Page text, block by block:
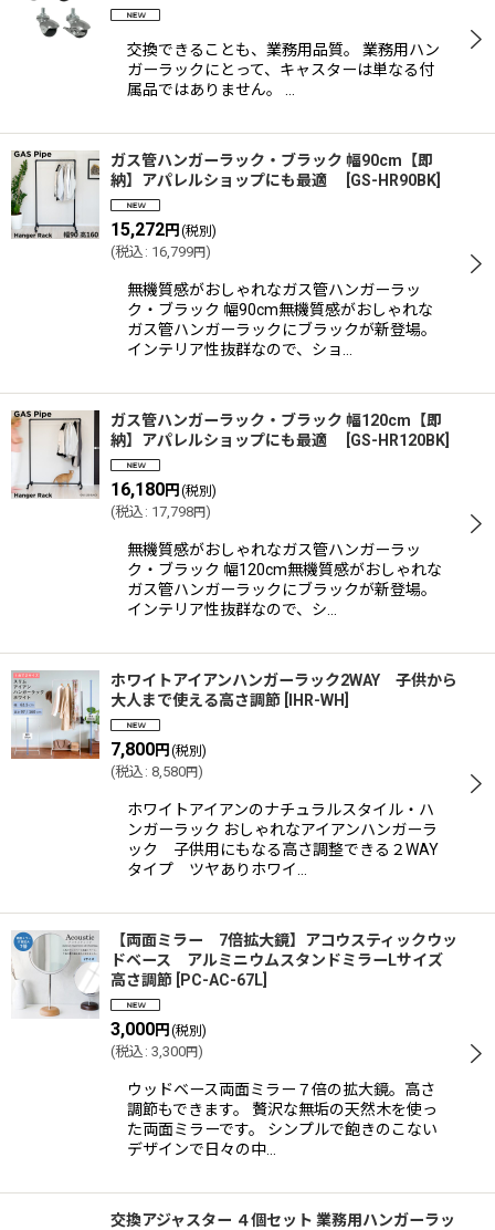
交換できることも、業務用品質。 業務用ハン
ガーラックにとって、キャスターは単なる付
属品ではありません。 …
ガス管ハンガーラック・ブラック 幅90cm【即
納】アパレルショップにも最適
GS-HR90BK
15,272円 (税別)
(税込 : 16,799円)
無機質感がおしゃれなガス管ハンガーラッ
ク・ブラック 幅90cm無機質感がおしゃれな
ガス管ハンガーラックにブラックが新登場。
インテリア性抜群なので、ショ…
ガス管ハンガーラック・ブラック 幅120cm【即
納】アパレルショップにも最適
GS-HR120BK
16,180円 (税別)
(税込 : 17,798円)
無機質感がおしゃれなガス管ハンガーラッ
ク・ブラック 幅120cm無機質感がおしゃれな
ガス管ハンガーラックにブラックが新登場。
インテリア性抜群なので、シ…
ホワイトアイアンハンガーラック2WAY 子供から
大人まで使える高さ調節
IHR-WH
7,800円 (税別)
(税込 : 8,580円)
ホワイトアイアンのナチュラルスタイル・ハ
ンガーラック おしゃれなアイアンハンガーラ
ック 子供用にもなる高さ調整できる２WAY
タイプ ツヤありホワイ…
【両面ミラー 7倍拡大鏡】アコウスティックウッ
ドベース アルミニウムスタンドミラーLサイズ
高さ調節
PC-AC-67L
3,000円 (税別)
(税込 : 3,300円)
ウッドベース両面ミラー７倍の拡大鏡。高さ
調節もできます。 贅沢な無垢の天然木を使っ
た両面ミラーです。 シンプルで飽きのこない
デザインで日々の中…
交換アジャスター ４個セット 業務用ハンガーラッ